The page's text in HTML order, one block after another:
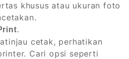
khusus atau ukuran foto
.
cetak, perhatikan
Cari opsi seperti